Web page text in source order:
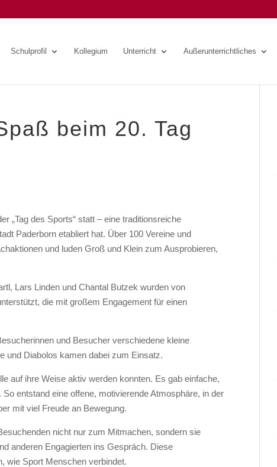
Schulprofil Kollegium Unterricht Außerunterrichtliches
beim 20. Tag
„Tag des Sports“ statt – eine traditionsreiche
Paderborn etabliert hat. Über 100 Vereine und
und luden Groß und Klein zum Ausprobieren,
Lars Linden und Chantal Butzek wurden von
die mit großem Engagement für einen
und Besucher verschiedene kleine
und Diabolos kamen dabei zum Einsatz.
auf ihre Weise aktiv werden konnten. Es gab einfache,
entstand eine offene, motivierende Atmosphäre, in der
mit viel Freude an Bewegung.
nicht nur zum Mitmachen, sondern sie
anderen Engagierten ins Gespräch. Diese
wie Sport Menschen verbindet.